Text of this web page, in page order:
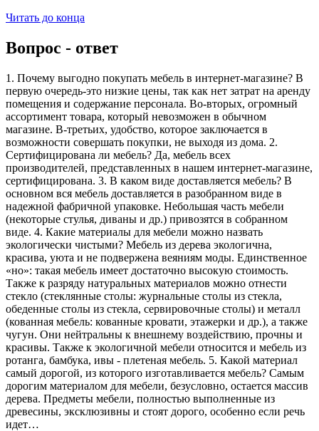
Читать до конца
Вопрос - ответ
1. Почему выгодно покупать мебель в интернет-магазине? В
первую очередь-это низкие цены, так как нет затрат на аренду
помещения и содержание персонала. Во-вторых, огромный
ассортимент товара, который невозможен в обычном
магазине. В-третьих, удобство, которое заключается в
возможности совершать покупки, не выходя из дома. 2.
Сертифицирована ли мебель? Да, мебель всех
производителей, представленных в нашем интернет-магазине,
сертифицирована. 3. В каком виде доставляется мебель? В
основном вся мебель доставляется в разобранном виде в
надежной фабричной упаковке. Небольшая часть мебели
(некоторые стулья, диваны и др.) привозятся в собранном
виде. 4. Какие материалы для мебели можно назвать
экологически чистыми? Мебель из дерева экологична,
красива, уюта и не подвержена веяниям моды. Единственное
«но»: такая мебель имеет достаточно высокую стоимость.
Также к разряду натуральных материалов можно отнести
стекло (стеклянные столы: журнальные столы из стекла,
обеденные столы из стекла, сервировочные столы) и металл
(кованная мебель: кованные кровати, этажерки и др.), а также
чугун. Они нейтральны к внешнему воздействию, прочны и
красивы. Также к экологичной мебели относится и мебель из
ротанга, бамбука, ивы - плетеная мебель. 5. Какой материал
самый дорогой, из которого изготавливается мебель? Самым
дорогим материалом для мебели, безусловно, остается массив
дерева. Предметы мебели, полностью выполненные из
древесины, эксклюзивны и стоят дорого, особенно если речь
идет…